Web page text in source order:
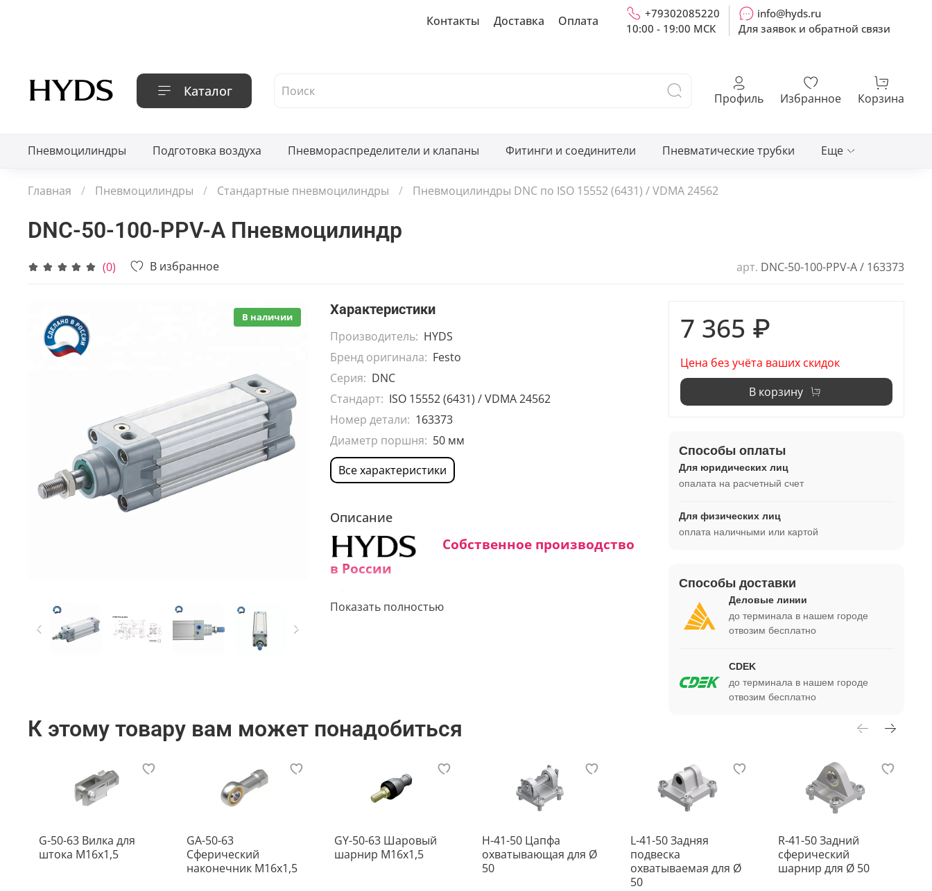
Контакты Доставка Оплата
+79302085220
10:00 - 19:00 МСК
info@hyds.ru
Для заявок и обратной связи
Каталог Профиль Избранное Корзина
Пневмоцилиндры Подготовка воздуха Пневмораспределители и клапаны Фитинги и соединители Пневматические трубки Еще
Главная Пневмоцилиндры Стандартные пневмоцилиндры Пневмоцилиндры DNC по ISO 15552 (6431) / VDMA 24562
DNC-50-100-PPV-A Пневмоцилиндр
(0) В избранное арт. DNC-50-100-PPV-A / 163373
В наличии Характеристики
Производитель: HYDS
Бренд оригинала: Festo
Серия: DNC
Стандарт: ISO 15552 (6431) / VDMA 24562
Номер детали: 163373
Диаметр поршня: 50 мм
Все характеристики
Описание
Собственное производство
в России
Средний срок изготовления:
Показать полностью
7 365 ₽
Цена без учёта ваших скидок
В корзину
Способы оплаты
Для юридических лиц
опалата на расчетный счет
Для физических лиц
оплата наличными или картой
Способы доставки
Деловые линии
до терминала в нашем городе
отвозим бесплатно
CDEK
до терминала в нашем городе
отвозим бесплатно
К этому товару вам может понадобиться
G-50-63 Вилка для
штока M16x1,5
GA-50-63
Сферический
наконечник M16x1,5
GY-50-63 Шаровый
шарнир М16х1,5
H-41-50 Цапфа
охватывающая для Ø
50
L-41-50 Задняя
подвеска
охватываемая для Ø
50
R-41-50 Задний
сферический
шарнир для Ø 50